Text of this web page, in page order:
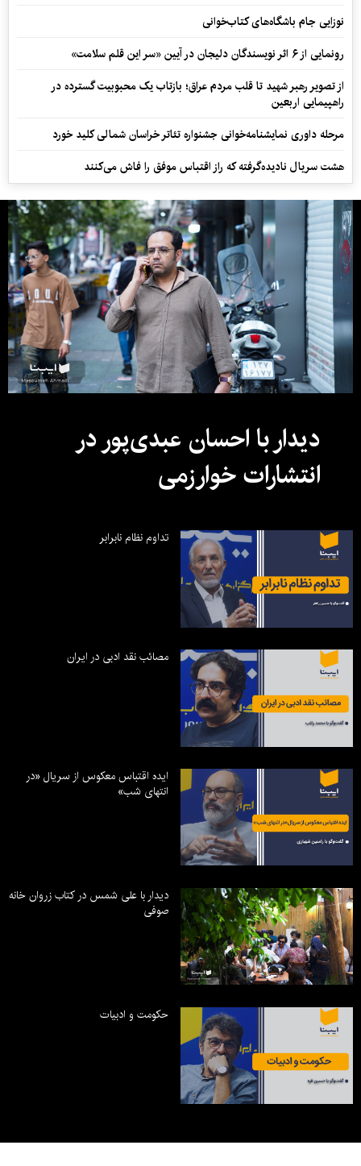
نوزایی جام باشگاه‌های کتاب‌خوانی
رونمایی از ۶ اثر نویسندگان دلیجان در آیین «سر این قلم سلامت»
از تصویر رهبر شهید تا قلب مردم عراق؛ بازتاب یک محبوبیت گسترده در
راهپیمایی اربعین
مرحله داوری نمایشنامه‌خوانی جشنواره تئاتر خراسان شمالی کلید خورد
هشت سریال نادیده‌گرفته که راز اقتباس موفق را فاش می‌کنند
دیدار با احسان عبدی‌پور در
انتشارات خوارزمی
تداوم نظام نابرابر
مصائب نقد ادبی در ایران
ایده اقتباس معکوس از سریال «در
انتهای شب»
دیدار با علی شمس در کتاب زروان خانه
صوفی
حکومت و ادبیات